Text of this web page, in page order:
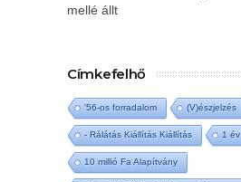
mellé állt
Címkefelhő
'56-os forradalom (V)észjelzés
- Rálátás Kiállítás Kiállítás 1 év
10 millió Fa Alapítvány